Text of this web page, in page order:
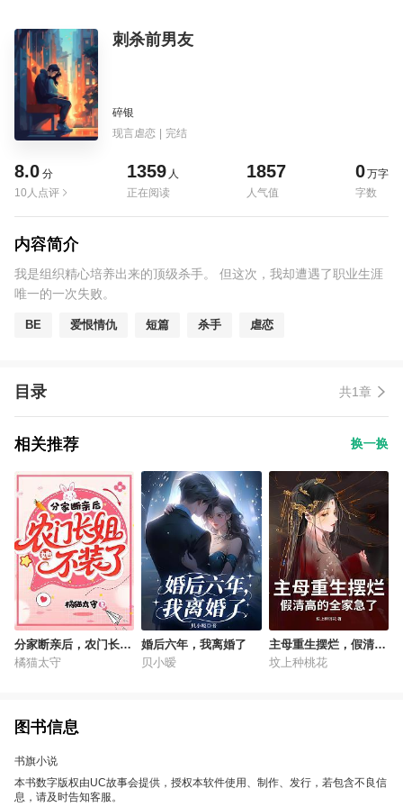
刺杀前男友
碎银
现言虐恋 | 完结
8.0 分
10人点评
1359 人
正在阅读
1857
人气值
0万字
字数
内容简介
我是组织精心培养出来的顶级杀手。 但这次，我却遭遇了职业生涯
唯一的一次失败。
BE 爱恨情仇 短篇 杀手 虐恋
目录 共1章
相关推荐 换一换
分家断亲后，农门长姐
她不装了
橘猫太守
婚后六年，我离婚了
贝小暧
主母重生摆烂，假清高
的全家急了
坟上种桃花
图书信息
书旗小说
本书数字版权由UC故事会提供，授权本软件使用、制作、发行，若包含不良信
息，请及时告知客服。